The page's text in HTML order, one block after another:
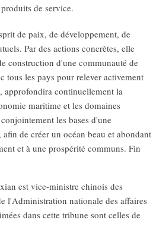
de service.
de paix, de développement, de
Par des actions concrètes, elle
construction d'une communauté de
tous les pays pour relever activement
approfondira continuellement la
maritime et les domaines
les bases d'une
de créer un océan beau et abondant
et à une prospérité communs. Fin
est vice-ministre chinois des
l'Administration nationale des affaires
dans cette tribune sont celles de